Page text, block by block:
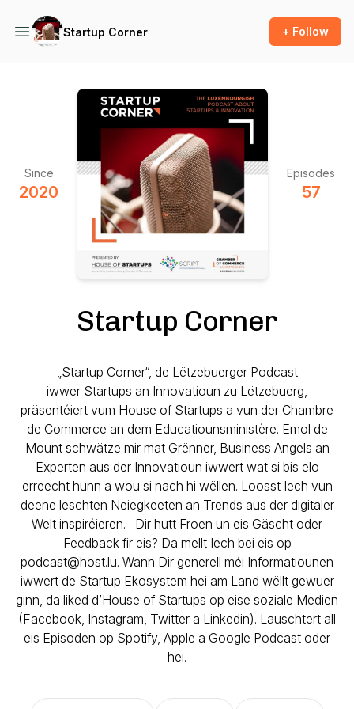
Startup Corner + Follow
Since
2020
Episodes
57
Startup Corner
„Startup Corner“, de Lëtzebuerger Podcast
iwwer Startups an Innovatioun zu Lëtzebuerg,
präsentéiert vum House of Startups a vun der Chambre
de Commerce an dem Educatiounsministère. Emol de
Mount schwätze mir mat Grënner, Business Angels an
Experten aus der Innovatioun iwwert wat si bis elo
erreecht hunn a wou si nach hi wëllen. Loosst Iech vun
deene leschten Neiegkeeten an Trends aus der digitaler
Welt inspiréieren. Dir hutt Froen un eis Gäscht oder
Feedback fir eis? Da mellt Iech bei eis op
podcast@host.lu. Wann Dir generell méi Informatiounen
iwwert de Startup Ekosystem hei am Land wëllt gewuer
ginn, da liked d’House of Startups op eise soziale Medien
(Facebook, Instagram, Twitter a Linkedin). Lauschtert all
eis Episoden op Spotify, Apple a Google Podcast oder
hei.